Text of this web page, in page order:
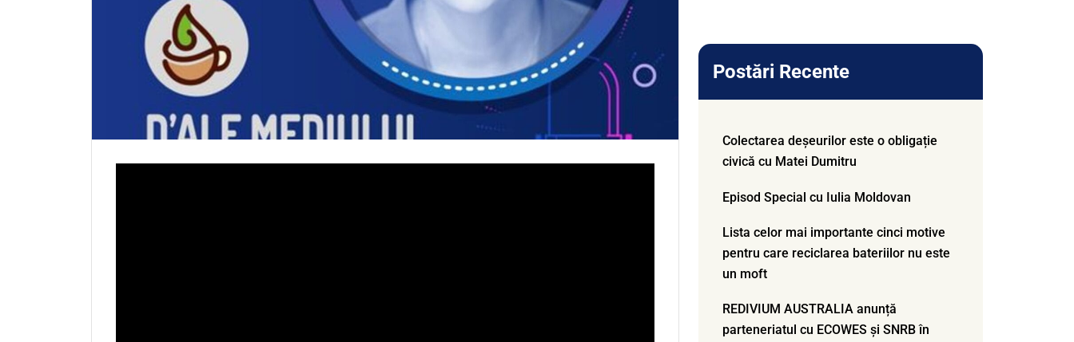
Postări Recente
Colectarea deșeurilor este o obligație
civică cu Matei Dumitru
Episod Special cu Iulia Moldovan
Lista celor mai importante cinci motive
pentru care reciclarea bateriilor nu este
un moft
REDIVIUM AUSTRALIA anunță
parteneriatul cu ECOWES și SNRB în